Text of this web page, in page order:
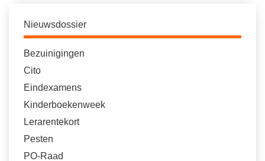
Nieuwsdossier
Bezuinigingen
Cito
Eindexamens
Kinderboekenweek
Lerarentekort
Pesten
PO-Raad